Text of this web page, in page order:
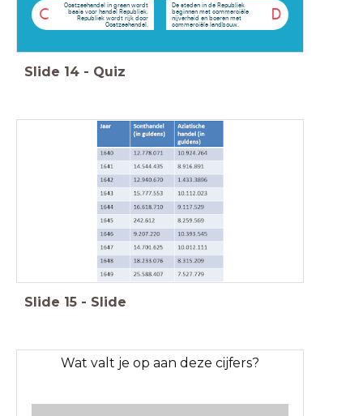
C
Oostzeehandel in graan wordt
basis voor handel Republiek.
Republiek wordt rijk door
Oostzeehandel.
D
De steden in de Republiek
beginnen met commerciële
nijverheid en boeren met
commerciële landbouw.
Slide 14 - Quiz
Slide 15 - Slide
Wat valt je op aan deze cijfers?